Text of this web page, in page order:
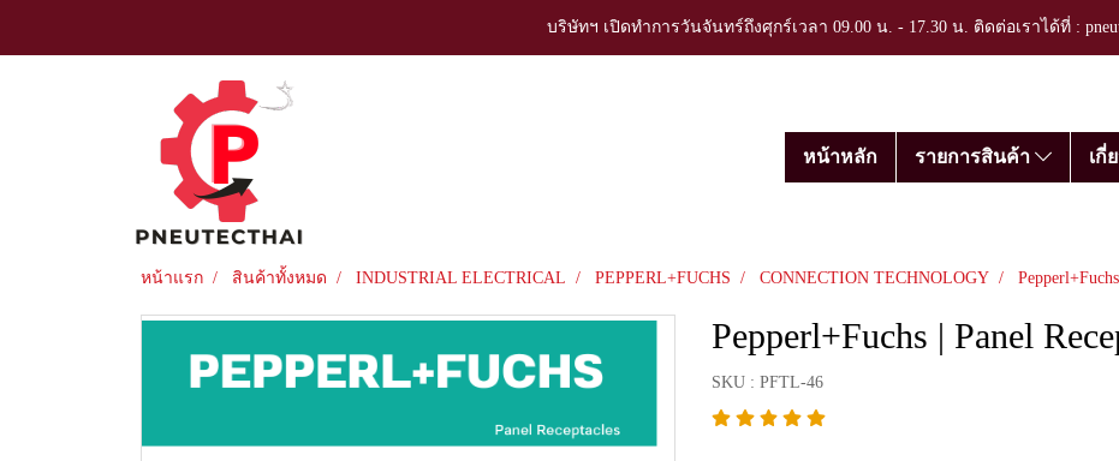
บริษัทฯ เปิดทำการวันจันทร์ถึงศุกร์เวลา 09.00 น. - 17.30 น. ติดต่อเราได้ที่ :
หน้าหลัก รายการสินค้า เกี่
หน้าแรก สินค้าทั้งหมด INDUSTRIAL ELECTRICAL PEPPERL+FUCHS CONNECTION TECHNOLOGY
Pepperl+Fuchs | Panel
SKU : PFTL-46